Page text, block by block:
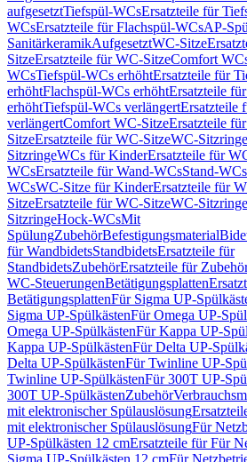
aufgesetztTiefspül-WCsErsatzteile für
WCsErsatzteile für Flachspül-WCsAP-
SanitärkeramikAufgesetztWC-Sitze
SitzeErsatzteile für WC-SitzeComfort
WCsTiefspül-WCs erhöhtErsatzteile für
erhöhtFlachspül-WCs erhöhtErsatzteile
erhöhtTiefspül-WCs verlängertErsatzteile
verlängertComfort WC-SitzeErsatzteile
SitzeErsatzteile für WC-SitzeWC-Sitzringe
SitzringeWCs für KinderErsatzteile für
WCsErsatzteile für Wand-WCsStand-WCs
WCsWC-Sitze für KinderErsatzteile für
SitzeErsatzteile für WC-SitzeWC-Sitzringe
SitzringeHock-WCsMit
SpülungZubehörBefestigungsmaterial
für WandbidetsStandbidetsErsatzteile für
StandbidetsZubehörErsatzteile für
WC-SteuerungenBetätigungsplatten
BetätigungsplattenFür Sigma UP-
Sigma UP-SpülkästenFür Omega UP-
Omega UP-SpülkästenFür Kappa UP-
Kappa UP-SpülkästenFür Delta UP-
Delta UP-SpülkästenFür Twinline UP-
Twinline UP-SpülkästenFür 300T UP-
300T UP-SpülkästenZubehör
mit elektronischer Spülauslösung
mit elektronischer SpülauslösungFür
UP-Spülkästen 12 cmErsatzteile für Für
Sigma UP-Spülkästen 12 cmFür